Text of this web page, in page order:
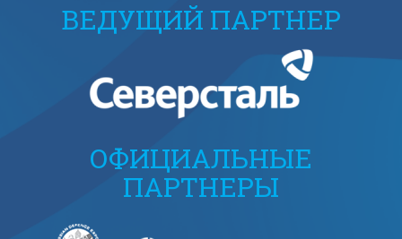
ВЕДУЩИЙ ПАРТНЕР
ОФИЦИАЛЬНЫЕ
ПАРТНЕРЫ